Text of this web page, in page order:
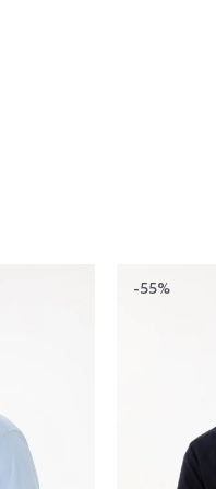
-55%